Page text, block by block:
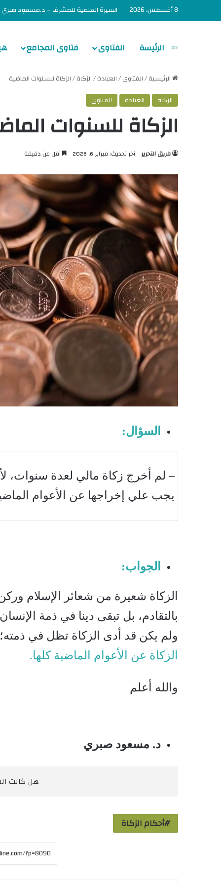
8 أغسطس، 2026 السيرة العلمية للمشرف – د.مسعود صبري
الرئيسة الفتاوى فتاوى المجامع
الرئيسية/الفتاوى/العبادة/الزكاة/الزكاة للسنوات الماضية
الزكاة
العبادة الفتاوى
الزكاة للسنوات
فريق التحرير آخر تحديث: فبراير 6, 2026 أقل من دقيقة
السؤال:
– لم أخرج زكاة مالي لعدة سنوات،
يجب علي إخراجها عن الأعوام
الجواب:
الزكاة شعيرة من شعائر الإسلام
بالتقادم، بل تبقى دينا في ذمة
ولم يكن قد أدى الزكاة تظل في ذمته؛
الزكاة عن الأعوام الماضية كلها.
والله أعلم
د. مسعود صبري
هل كانت
أحكام الزكاة